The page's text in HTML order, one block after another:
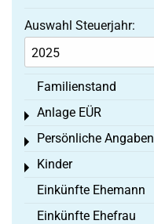
Auswahl Steuerjahr:
Familienstand
Anlage EÜR
Toggle menu
Persönliche Angaben
Toggle menu
Kinder
Toggle menu
Einkünfte Ehemann
Einkünfte Ehefrau